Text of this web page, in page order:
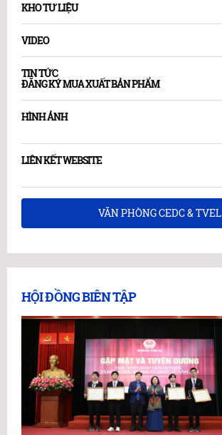
KHO TƯ LIỆU
VIDEO
TIN TỨC
ĐĂNG KÝ MUA XUẤT BẢN PHẨM
HÌNH ẢNH
LIÊN KẾT WEBSITE
VĂN PHÒNG CEDC & TVEL
HỘI ĐỒNG BIÊN TẬP